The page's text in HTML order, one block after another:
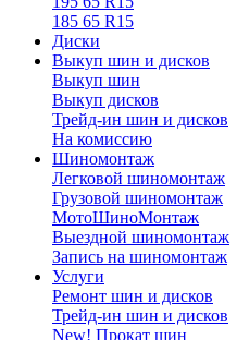
185 65 R15
Диски
Выкуп шин и дисков
Выкуп шин
Выкуп дисков
Трейд-ин шин и дисков
На комиссию
Шиномонтаж
Легковой шиномонтаж
Грузовой шиномонтаж
МотоШиноМонтаж
Выездной шиномонтаж
Запись на шиномонтаж
Услуги
Ремонт шин и дисков
Трейд-ин шин и дисков
New! Прокат шин